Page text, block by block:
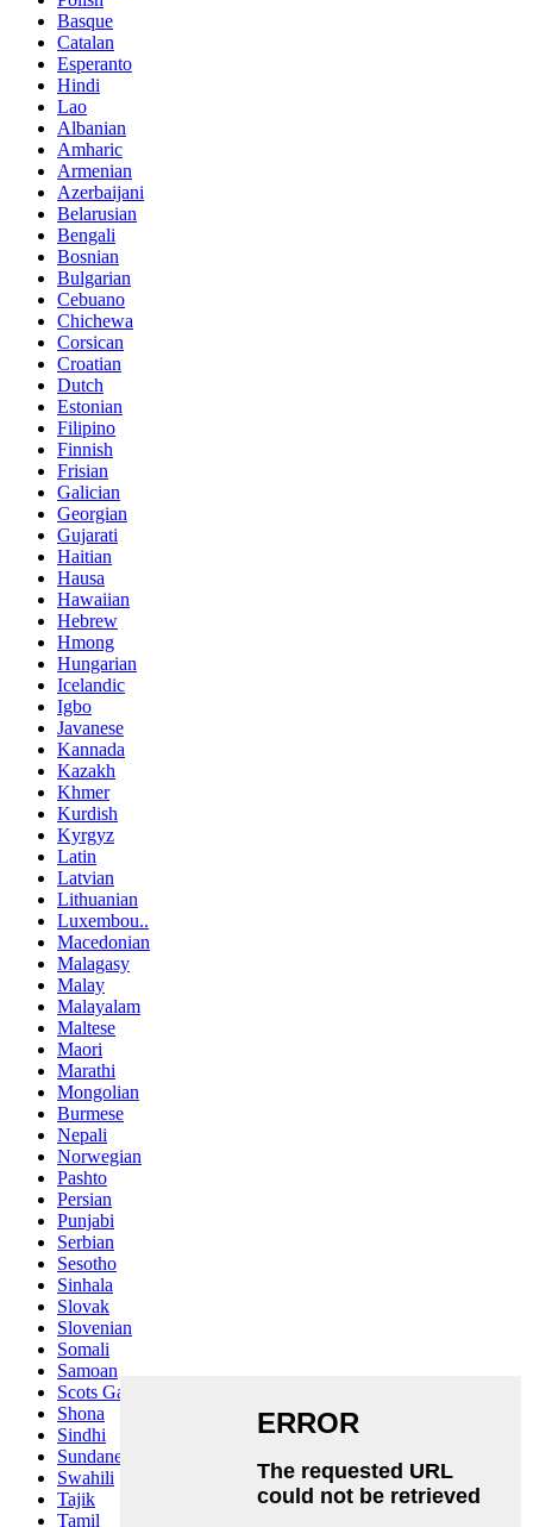
Basque
Catalan
Esperanto
Hindi
Lao
Albanian
Amharic
Armenian
Azerbaijani
Belarusian
Bengali
Bosnian
Bulgarian
Cebuano
Chichewa
Corsican
Croatian
Dutch
Estonian
Filipino
Finnish
Frisian
Galician
Georgian
Gujarati
Haitian
Hausa
Hawaiian
Hebrew
Hmong
Hungarian
Icelandic
Igbo
Javanese
Kannada
Kazakh
Khmer
Kurdish
Kyrgyz
Latin
Latvian
Lithuanian
Luxembou..
Macedonian
Malagasy
Malay
Malayalam
Maltese
Maori
Marathi
Mongolian
Burmese
Nepali
Norwegian
Pashto
Persian
Punjabi
Serbian
Sesotho
Sinhala
Slovak
Slovenian
Somali
Samoan
Scots Gaelic
Shona
Sindhi
Sundanese
Swahili
Tajik
Tamil